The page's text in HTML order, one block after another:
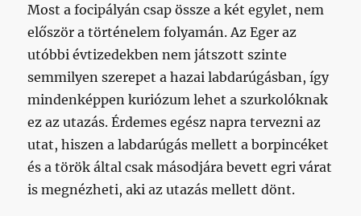
Most a focipályán csap össze a két egylet, nem
először a történelem folyamán. Az Eger az
utóbbi évtizedekben nem játszott szinte
semmilyen szerepet a hazai labdarúgásban, így
mindenképpen kuriózum lehet a szurkolóknak
ez az utazás. Érdemes egész napra tervezni az
utat, hiszen a labdarúgás mellett a borpincéket
és a török által csak másodjára bevett egri várat
is megnézheti, aki az utazás mellett dönt.